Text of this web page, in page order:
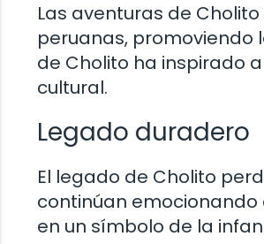
Las aventuras de
peruanas, promoviendo
de Cholito ha inspirado
cultural.
Legado duradero
El legado de Cholito
continúan emocionando
en un símbolo de la